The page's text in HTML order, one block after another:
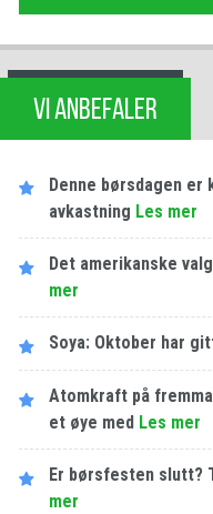
VI ANBEFALER
Denne børsdagen er
avkastning Les​ ​mer
Det amerikanske
mer
Soya: Oktober har
Atomkraft på
et øye med Les​ ​mer
Er børsfesten slutt?
mer